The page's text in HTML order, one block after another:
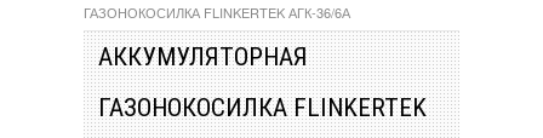
ГАЗОНОКОСИЛКА FLINKERTEK АГК-36/6А
АККУМУЛЯТОРНАЯ
ГАЗОНОКОСИЛКА FLINKERTEK